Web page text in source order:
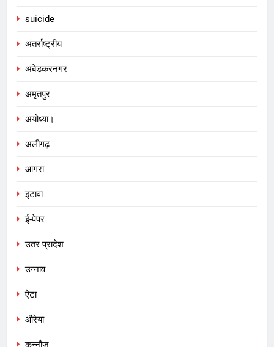
suicide
अंतर्राष्ट्रीय
अंबेडकरनगर
अमृतपुर
अयोध्या।
अलीगढ़
आगरा
इटावा
ई-पेपर
उतर प्रादेश
उन्नाव
ऐटा
औरेया
कन्नौज